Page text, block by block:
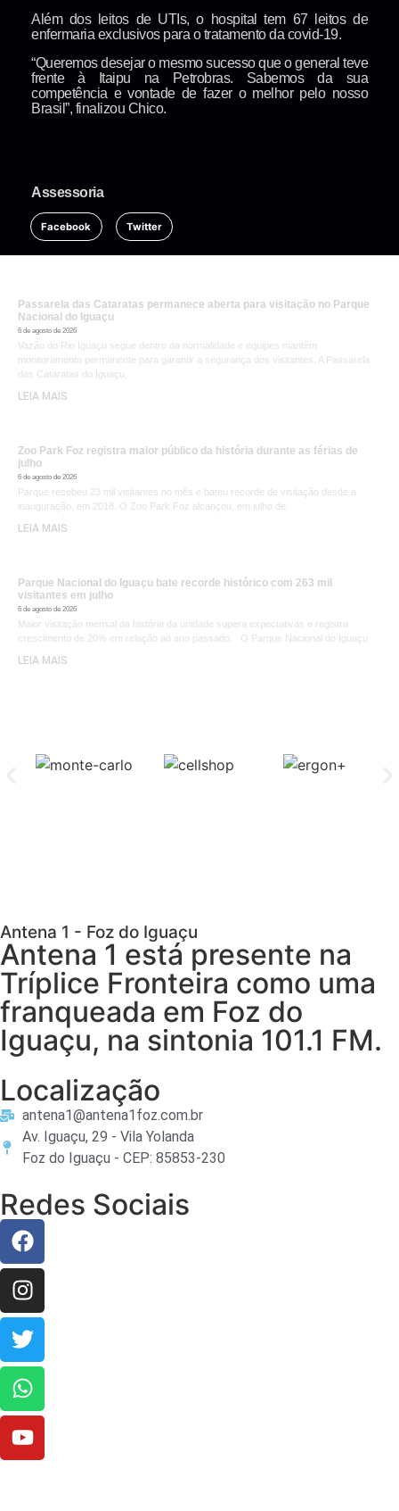
Além dos leitos de UTIs, o hospital tem 67 leitos de
enfermaria exclusivos para o tratamento da covid-19.
“Queremos desejar o mesmo sucesso que o general teve
frente à Itaipu na Petrobras. Sabemos da sua
competência e vontade de fazer o melhor pelo nosso
Brasil”, finalizou Chico.
Assessoria
Facebook Twitter
Passarela das Cataratas permanece aberta para visitação no Parque
Nacional do Iguaçu
6 de agosto de 2026
Vazão do Rio Iguaçu segue dentro da normalidade e equipes mantêm
monitoramento permanente para garantir a segurança dos visitantes. A Passarela
das Cataratas do Iguaçu,
LEIA MAIS
Zoo Park Foz registra maior público da história durante as férias de
julho
6 de agosto de 2026
Parque recebeu 23 mil visitantes no mês e bateu recorde de visitação desde a
inauguração, em 2018. O Zoo Park Foz alcançou, em julho de
LEIA MAIS
Parque Nacional do Iguaçu bate recorde histórico com 263 mil
visitantes em julho
6 de agosto de 2026
Maior visitação mensal da história da unidade supera expectativas e registra
crescimento de 20% em relação ao ano passado. O Parque Nacional do Iguaçu
LEIA MAIS
Antena 1 - Foz do Iguaçu
Antena 1 está presente na
Tríplice Fronteira como uma
franqueada em Foz do
Iguaçu, na sintonia 101.1 FM.
Localização
antena1@antena1foz.com.br
Av. Iguaçu, 29 - Vila Yolanda
Foz do Iguaçu - CEP: 85853-230
Redes Sociais